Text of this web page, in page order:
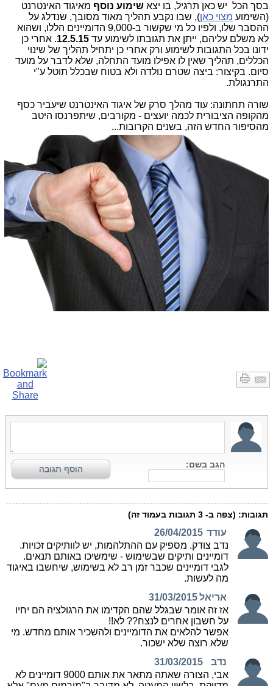
בסך הכל יש כאן תרגיל, בו יצא שימוע נוסף מאיגוד האינטרנט
(השימוע מצוי כאן), שבו נקבע תהליך מאוד מסובך, שנדלג על
ההסבר שלו, ולפיו כל מי שקשור ב-9,000 הדומיינים הללו, ושהוא
לא משלם עליהם, ייתן את תגובתו לשימוע עד 12.5.15. אחרי כן
ידונו בכל התגובות לשימוע ורק אחרי כן יתחיל תהליך של שינוי
הכללים, תהליך שאין לו אפילו מועד התחלה, שלא לדבר על מועד
סיום. בקיצור: ביצה שטרם נולדה ולא בטוח שבכלל תוטל ע"י
התרנגולת.
שורה תחתונה: עוד מהלך סרק של איגוד האינטרנט שיעביר כסף
מהקופה הציבורית לכמה יועצים - מקורבים, שיתפרנסו היטב
מהסיפור החדש הזה, בשנים הקרובות...